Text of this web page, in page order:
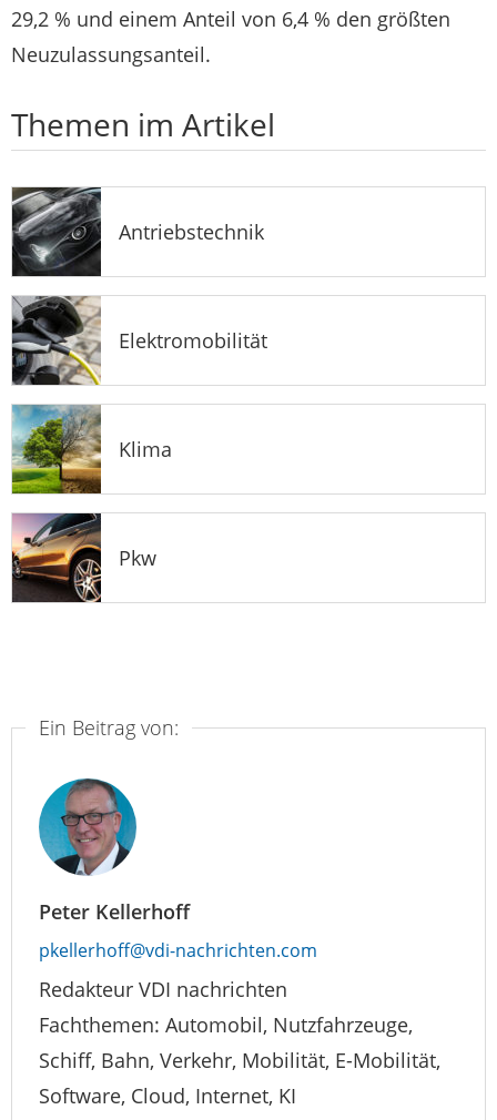
29,2 % und einem Anteil von 6,4 % den größten
Neuzulassungsanteil.
Themen im Artikel
Antriebstechnik
Elektromobilität
Klima
Pkw
Ein Beitrag von:
Peter Kellerhoff
pkellerhoff@vdi-nachrichten.com
Redakteur VDI nachrichten
Fachthemen: Automobil, Nutzfahrzeuge,
Schiff, Bahn, Verkehr, Mobilität, E-Mobilität,
Software, Cloud, Internet, KI